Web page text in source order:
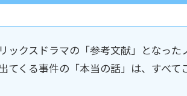
ックスドラマの「参考文献」となった
てくる事件の「本当の話」は、すべて